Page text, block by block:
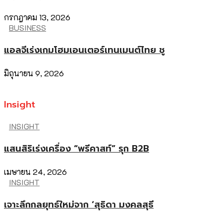
กรกฎาคม 13, 2026
BUSINESS
แอลจีเร่งเกมโฮมเอนเตอร์เทนเมนต์ไทย ชู
มิถุนายน 9, 2026
Insight
INSIGHT
แสนสิริเร่งเครื่อง “พรีคาสท์” รุก B2B
เมษายน 24, 2026
INSIGHT
เจาะลึกกลยุทธ์ใหม่จาก ‘สุธิดา มงคลสุธี